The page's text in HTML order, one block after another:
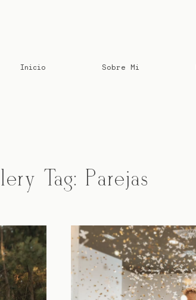
Inicio Sobre Mi
Tag: Parejas